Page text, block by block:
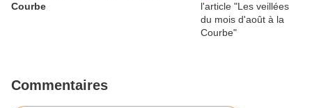
Courbe
Commentaires